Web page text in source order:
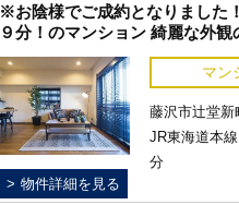
※お陰様でご成約となりました
９分！のマンション 綺麗な外観
物件詳細を見る
マン
藤沢市辻堂新
JR東海道本
分